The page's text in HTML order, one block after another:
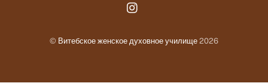
© Витебское женское духовное училище 2026